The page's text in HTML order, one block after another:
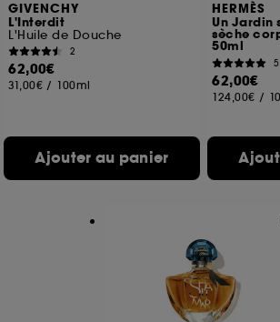
GIVENCHY
L'Interdit
L'Huile de Douche
2
62,00€
31,00€ / 100ml
Ajouter au panier
HERMÈS
Un Jardin
sèche
50ml
5
62,00€
124,00€ /